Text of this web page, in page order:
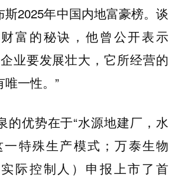
斯2025年中国内地富豪榜。谈
富的秘诀，他曾公开表示
业要发展壮大，它所经营的
一性。”
的优势在于“水源地建厂，水
一特殊生产模式；万泰生物
实际控制人）申报上市了首